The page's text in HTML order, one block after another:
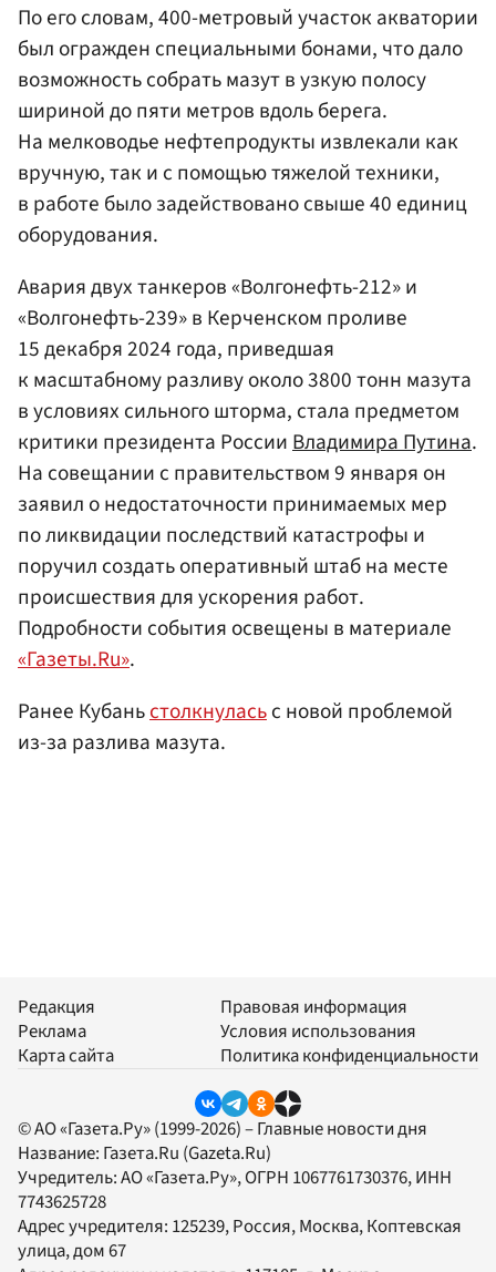
По его словам, 400-метровый участок акватории
был огражден специальными бонами, что дало
возможность собрать мазут в узкую полосу
шириной до пяти метров вдоль берега.
На мелководье нефтепродукты извлекали как
вручную, так и с помощью тяжелой техники,
в работе было задействовано свыше 40 единиц
оборудования.
Авария двух танкеров «Волгонефть-212» и
«Волгонефть-239» в Керченском проливе
15 декабря 2024 года, приведшая
к масштабному разливу около 3800 тонн мазута
в условиях сильного шторма, стала предметом
критики президента РоссииВладимира Путина.
На совещании с правительством 9 января он
заявил о недостаточности принимаемых мер
по ликвидации последствий катастрофы и
поручил создать оперативный штаб на месте
происшествия для ускорения работ.
Подробности события освещены в материале
«Газеты.Ru».
Ранее Кубаньстолкнуласьс новой проблемой
из-за разлива мазута.
Редакция
Реклама
Карта сайта
Правовая информация
Условия использования
Политика конфиденциальности
© АО «Газета.Ру» (1999-2026) – Главные новости дня
Название: Газета.Ru (Gazeta.Ru)
Учредитель:АО «Газета.Ру», ОГРН 1067761730376, ИНН
7743625728
Адрес учредителя: 125239, Россия, Москва, Коптевская
улица, дом 67